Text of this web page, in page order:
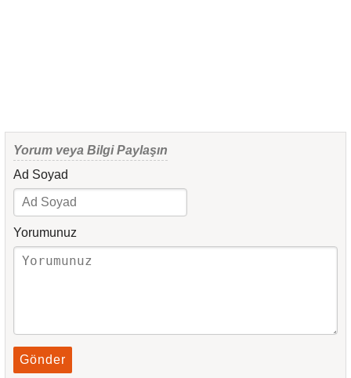
Yorum veya Bilgi Paylaşın
Ad Soyad
Yorumunuz
Gönder